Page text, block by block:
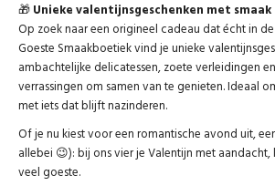
🎁Unieke valentijnsgeschenken met smaak
Op zoek naar een origineel cadeau dat écht in
Goeste Smaakboetiek vind je unieke
ambachtelijke delicatessen, zoete verleidingen
verrassingen om samen van te genieten. Ideaal
met iets dat blijft nazinderen.
Of je nu kiest voor een romantische avond uit,
allebei 😉): bij ons vier je Valentijn met
veel goeste.